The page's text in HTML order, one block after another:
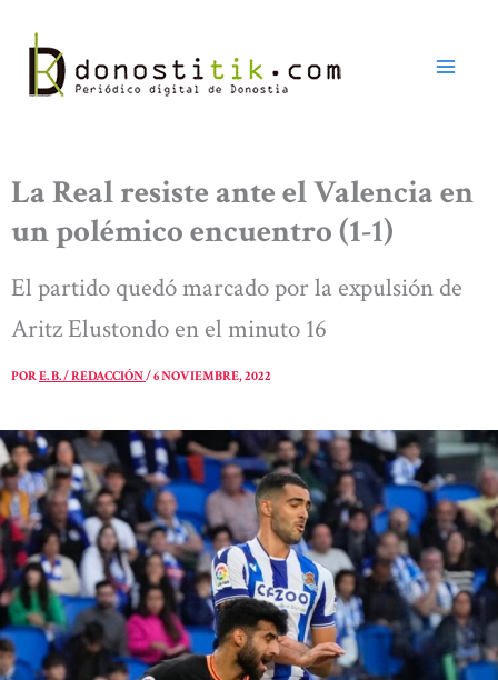
contenido
La Real resiste ante el Valencia en
un polémico encuentro (1-1)
El partido quedó marcado por la expulsión de
Aritz Elustondo en el minuto 16
PORE. B. / REDACCIÓN/6 NOVIEMBRE, 2022